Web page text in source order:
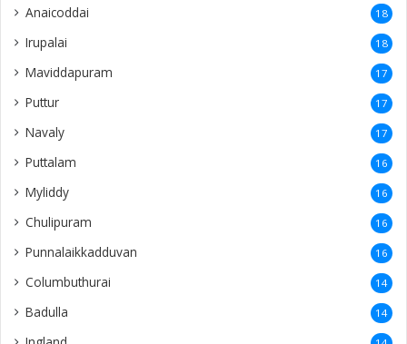
Anaicoddai 18
Irupalai 18
Maviddapuram 17
Puttur 17
Navaly 17
Puttalam 16
Myliddy 16
Chulipuram 16
Punnalaikkadduvan 16
Columbuthurai 14
Badulla 14